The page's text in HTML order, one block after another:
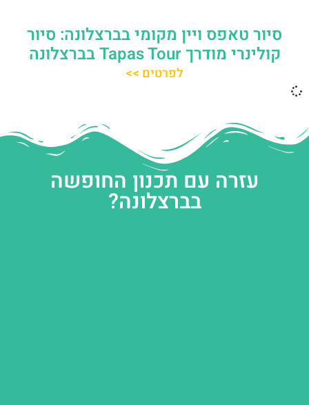
סיור טאפס ויין מקומי בברצלונה: סיור
קולינרי מודרך Tapas Tour בברצלונה
לפרטים >>
עזרה עם תכנון החופשה
בברצלונה?